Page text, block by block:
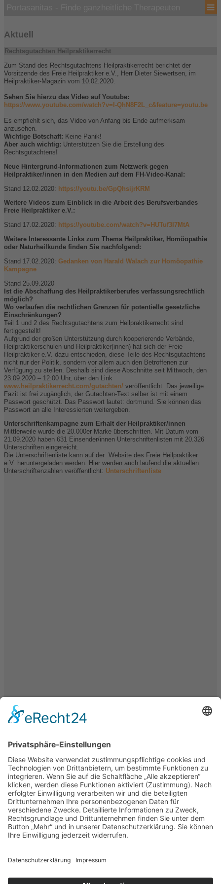
Aktuell
Rechtsgutachten Heilpraktikerrecht
Zum Stand des Rechtsgutachtens Heilpraktikerrecht berichtet der
Vorsitzende des Freie Heilpraktiker e.V., Herr Dieter Siewertsen, im
Heilpraktiker-Magazin vom 10.02.2020.
Sehen Sie hierzu das Video auf Youtube:
https://www.youtube.com/watch?v=I-QhN8F2L_c&feature=youtu.be
Es empfiehlt sich, das Video von Anfang bis Ende aufmerksam
anzusehen.
Wichtige Botschaft: Keine Panik!
Aber auch wichtig: Unterstützen Sie die Erstellung des
Rechtsgutachtens!
Neue Hintergrund-Informationen zum Netzwerk gegen
Heilpraktiker/innen in den Medien auf dem FH-Video-Kanal:
Stand 12.02.2020: https://youtu.be/GpQhsijrKRM
Weitere Videos zum Einblick in die Arbeit des Berufsverbandes
Freie Heilpraktiker e.V.:
Stand 17.02.2020: https://youtube.com/watch?v=HUTuf3I7MtA
Weitere Interessante Links zum Thema Heilpraktiker, Homöopathie
oder Naturheilkunde finden Sie nachfolgend:
Stand 17.02.2020: Gedanken von Harald Walach zur Homöopathie
Kampagne
Stand 25.09.2020
Ist die Abschaffung des Heilpraktikerberufes verfassungsrechtlich
möglich?
Wo verlaufen die rechtlichen Grenzen für potentielle gesetzliche
Einschränkungen?
Teil 1 und 2 des Rechtsgutachtens zum Heilpraktikerrecht sind
fertiggestellt!
Aufgrund der großen Unterstützung durch kooperierende Verbände,
Heilpraktikerschulen und Heilpraktiker(innen) hat sich der Freie
Heilpraktiker e.V. dazu entschieden, diese Teile des Rechtsgutachtens
nicht nur der Politik, sondern vor allem auch den Betroffenen zur
Verfügung zu stellen. Deshalb sind diese Abschnitte seit Mittwoch, den
23.09.2020 – 12:00 Uhr, über den Link
www.heilpraktikerrecht.com/gutachten/ veröffentlicht. Das jeweilige
Fazit ist frei zugänglich, der Gutachten-Text selber ist mit einem
Passwort geschützt. Das Passwort lautet: dortmund. Sie können das
Passwort an alle Interessierten weitergeben.
Unterschriftenkampagne zum Erhalt der Heilpraktiker/innen
Mittlerweile wurde die 20.000er Marke überschritten. Mit Datum vom
21.09.2020 haben 631 Einsender/innen Unterschriftenlisten mit 20.326
Unterschriften eingereicht.
Die Unterschriftenliste kann auf der Website des Freie Heilpraktiker
e.V. heruntergeladen werden. Hier werden auch laufend die aktuellen
Unterschriftenzahlen veröffentlicht: Unterschriftenliste
Kategorie Allgemein Heilpraktiker
2020
Heilpraktiker/innen
Heilpraktikerberufs immer lauter. Auf Initiative des Freie Heilpraktiker
e.V. soll nun ein Rechtsgutachten erstellt werden. Ziel ist es, dem
Gesetzgeber Regelungsmöglichkeiten für den Heilpraktikerberuf
aufzuzeigen. Hierdurch soll das Berufsbild gegenüber einer Abschaffung
positioniert und weiterentwickelt werden.
Infos und Unterstützerliste – machen Sie mit!
Weitere Infos sowie eine Unterstützer-Liste, in welche sich Unterstützer
eintragen können finden sich auf der Website des Freie Heilpraktiker
e.V. unterhttps://freieheilpraktiker.com/verband/aktuelle-
berufspolitik/333-erstellung-eines-rechtsgutachtens-zum-
Veranstaltungen
Veranstaltungskalender, in den Zug um Zug alle Veranstaltungen des